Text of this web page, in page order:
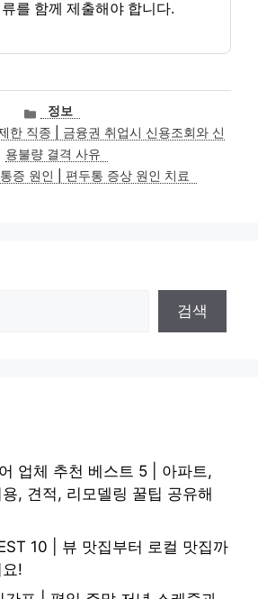
를 함께 제출해야 합니다.
카
테
고
리
정보
한 직종 | 금융권 취업시 신용조회와 신
용불량 결격 사유
증 원인 | 편두통 증상 원인 치료
검색
업체 추천 베스트 5 | 아파트,
, 견적, 리모델링 꿀팁 공유해
10 | 뷰 맛집부터 로컬 맛집까
!